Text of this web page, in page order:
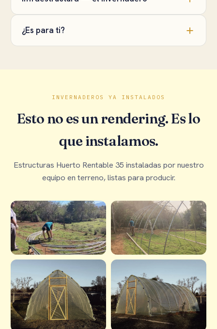
¿Es para ti?
INVERNADEROS YA INSTALADOS
Esto no es un rendering. Es lo
que instalamos.
Estructuras Huerto Rentable 35 instaladas por nuestro
equipo en terreno, listas para producir.